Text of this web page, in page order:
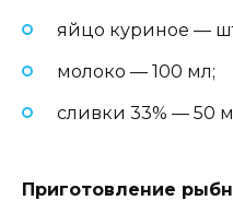
яйцо куриное —
молоко — 100 мл;
сливки 33% — 50
Приготовление